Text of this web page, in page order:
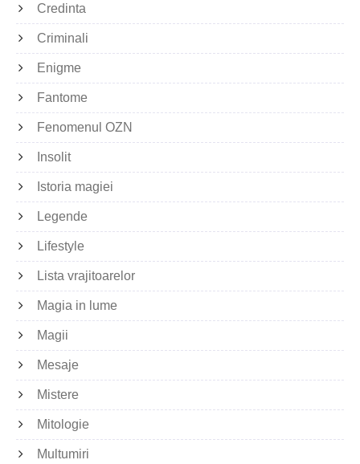
Credinta
Criminali
Enigme
Fantome
Fenomenul OZN
Insolit
Istoria magiei
Legende
Lifestyle
Lista vrajitoarelor
Magia in lume
Magii
Mesaje
Mistere
Mitologie
Multumiri